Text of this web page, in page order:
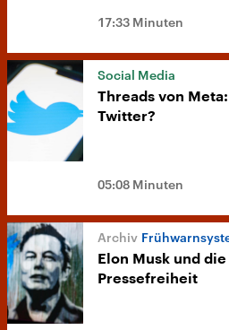
17:33 Minuten
Social Media
Threads von
Twitter?
05:08 Minuten
Elon Musk und
Pressefreiheit